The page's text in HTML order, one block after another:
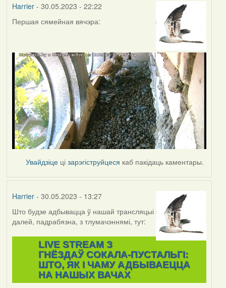
Harrier- 30.05.2023 - 22:22
Першая сямейная вячэра:
Увайдзіце цізарэгіструйцеся каб пакідаць каментары.
Harrier- 30.05.2023 - 13:27
Што будзе адбывацца ў нашай трансляцыі
далей, падрабязна, з тлумачэннямі, тут:
LIVE STREAM З
ГНЁЗДАЎ СОКАЛА-ПУСТАЛЬГІ:
ШТО, ЯК І ЧАМУ АДБЫВАЕЦЦА
НА НАШЫХ ВАЧАХ